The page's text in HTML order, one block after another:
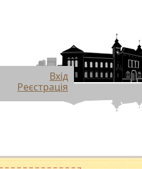
Вхід
Реєстрація